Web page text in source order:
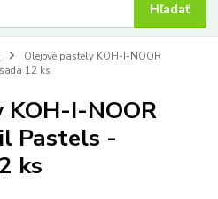
Hľadať
Olejové pastely KOH-I-NOOR
12 ks
I-NOOR
Pastels -
ks